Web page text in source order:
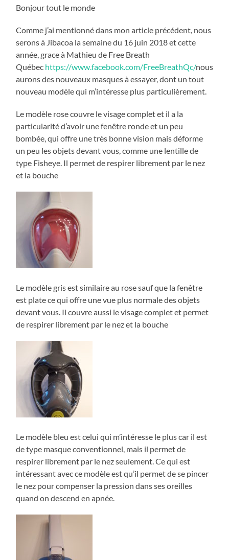
Maldives
Bonjour tout le monde
Comme j’ai mentionné dans mon article précédent, nous
serons à Jibacoa la semaine du 16 juin 2018 et cette
année, grace à Mathieu de Free Breath
Québec https://www.facebook.com/FreeBreathQc/nous
aurons des nouveaux masques à essayer, dont un tout
nouveau modèle qui m’intéresse plus particulièrement.
Le modèle rose couvre le visage complet et il a la
particularité d’avoir une fenêtre ronde et un peu
bombée, qui offre une très bonne vision mais déforme
un peu les objets devant vous, comme une lentille de
type Fisheye. Il permet de respirer librement par le nez
et la bouche
Le modèle gris est similaire au rose sauf que la fenêtre
est plate ce qui offre une vue plus normale des objets
devant vous. Il couvre aussi le visage complet et permet
de respirer librement par le nez et la bouche
Le modèle bleu est celui qui m’intéresse le plus car il est
de type masque conventionnel, mais il permet de
respirer librement par le nez seulement. Ce qui est
intéressant avec ce modèle est qu’il permet de se pincer
le nez pour compenser la pression dans ses oreilles
quand on descend en apnée.